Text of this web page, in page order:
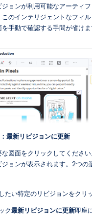
ジョンが利用可能なアーティ
のインテリジェントなフィル
手動で確認する手間が省けま
最新リビジョンに更新
図面をクリックしてくださ
ョンが表示されます。2つの
たい特定のリビジョンをクリ
ク最新リビジョンに更新即座